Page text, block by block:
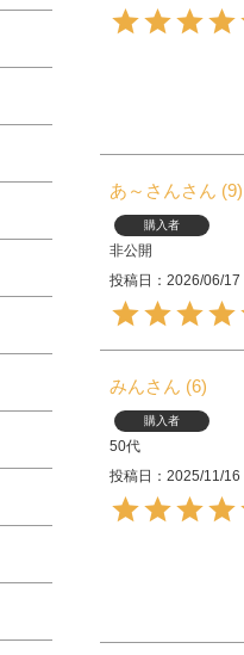
あ～さん 9
購入者
非公開
投稿日
2026/06/17
みん 6
購入者
50代
投稿日
2025/11/16